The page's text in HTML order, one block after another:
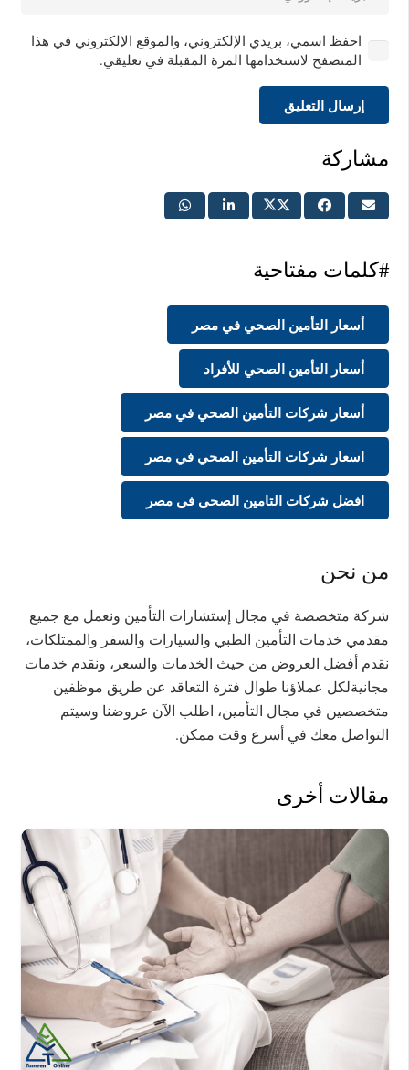
احفظ اسمي، بريدي الإلكتروني، والموقع الإلكتروني في هذا
المتصفح لاستخدامها المرة المقبلة في تعليقي.
إرسال التعليق
مشاركة
#كلمات مفتاحية
أسعار التأمين الصحي في مصر
أسعار التأمين الصحي للأفراد
أسعار شركات التأمين الصحي في مصر
اسعار شركات التأمين الصحي في مصر
افضل شركات التامين الصحى فى مصر
من نحن
شركة متخصصة في مجال إستشارات التأمين ونعمل مع جميع
مقدمي خدمات التأمين الطبي والسيارات والسفر والممتلكات،
نقدم أفضل العروض من حيث الخدمات والسعر، ونقدم خدمات
مجانيةلكل عملاؤنا طوال فترة التعاقد عن طريق موظفين
متخصصين في مجال التأمين، اطلب الآن عروضنا وسيتم
التواصل معك في أسرع وقت ممكن.
مقالات أخرى